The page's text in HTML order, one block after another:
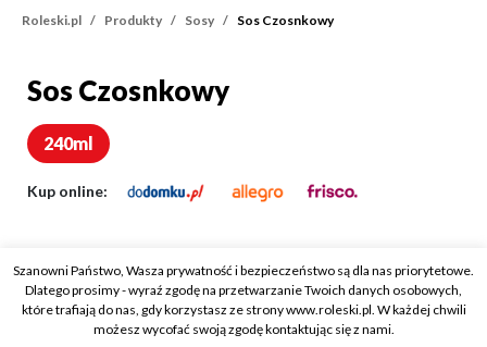
Roleski.pl Produkty Sosy Sos Czosnkowy
Sos Czosnkowy
Sos Czosnkowy
240ml
Kup online:
Szanowni Państwo, Wasza prywatność i bezpieczeństwo są dla nas priorytetowe.
Dlatego prosimy - wyraź zgodę na przetwarzanie Twoich danych osobowych,
które trafiają do nas, gdy korzystasz ze strony www.roleski.pl. W każdej chwili
możesz wycofać swoją zgodę kontaktując się z nami.